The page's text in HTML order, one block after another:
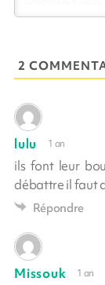
2
lulu 1 an
ils font leur
débattre il faut
Répondre
Missouk 1 an